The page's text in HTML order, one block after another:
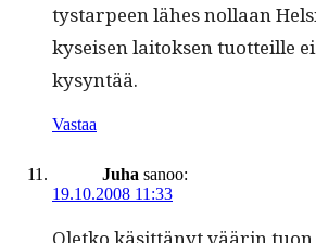
tys­tarpeen läh­es nol­laan
kyseisen laitok­sen tuot­teille ei
kysyntää.
Vastaa
Juha sanoo:
19.10.2008 11:33
Oletko käsit­tänyt väärin